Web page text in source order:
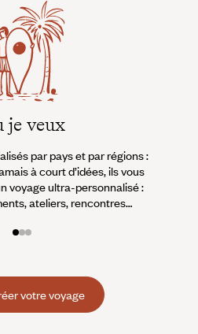
je veux
par pays et par régions :
à court d’idées, ils vous
voyage ultra-personnalisé :
ateliers, rencontres…
votre voyage